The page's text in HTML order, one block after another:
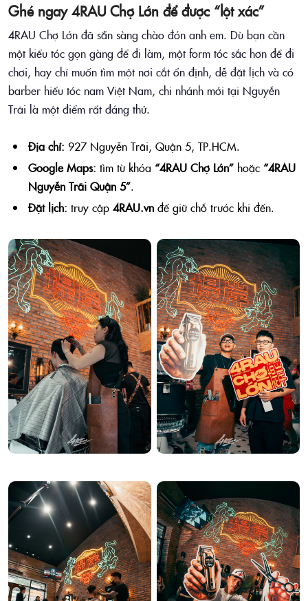
Ghé ngay 4RAU Chợ Lớn để được “lột xác”
4RAU Chợ Lớn đã sẵn sàng chào đón anh em. Dù bạn cần
một kiểu tóc gọn gàng để đi làm, một form tóc sắc hơn để đi
chơi, hay chỉ muốn tìm một nơi cắt ổn định, dễ đặt lịch và có
barber hiểu tóc nam Việt Nam, chi nhánh mới tại Nguyễn
Trãi là một điểm rất đáng thử.
Địa chỉ: 927 Nguyễn Trãi, Quận 5, TP.HCM.
Google Maps: tìm từ khóa “4RAU Chợ Lớn”hoặc “4RAU
Nguyễn Trãi Quận 5”.
Đặt lịch: truy cập 4RAU.vnđể giữ chỗ trước khi đến.